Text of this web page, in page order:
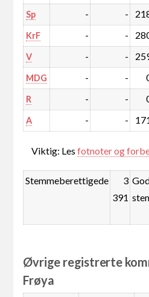
Sp - -
KrF - -
V - -
MDG - -
R - -
A - -
Viktig: Lesfotnoter og
Stemmeberettigede
3
391
Øvrige registrerte
Frøya